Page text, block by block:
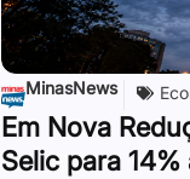
MinasNews
Em Nova
Selic para 14%